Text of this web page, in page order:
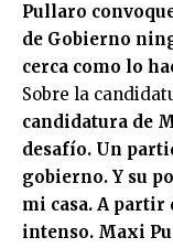
Pullaro
de Gobierno
cerca como lo
Sobre la
candidatura de
desafío. Un
gobierno. Y su
mi casa. A partir
intenso. Maxi